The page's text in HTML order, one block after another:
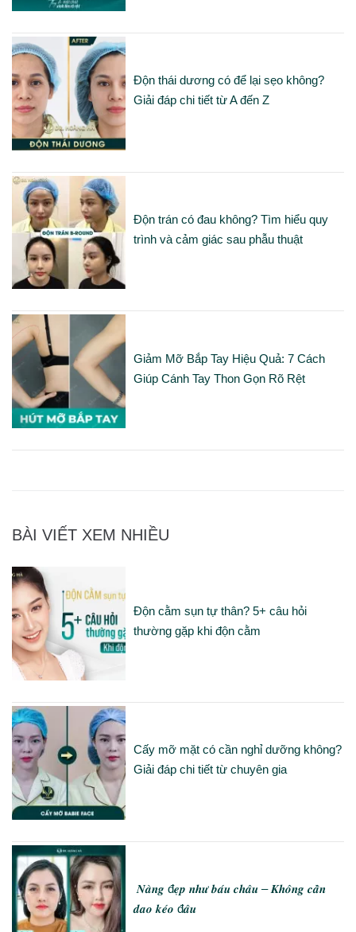
Độn thái dương có để lại sẹo không?
Giải đáp chi tiết từ A đến Z
Độn trán có đau không? Tìm hiểu quy
trình và cảm giác sau phẫu thuật
Giảm Mỡ Bắp Tay Hiệu Quả: 7 Cách
Giúp Cánh Tay Thon Gọn Rõ Rệt
BÀI VIẾT XEM NHIỀU
Độn cằm sụn tự thân? 5+ câu hỏi
thường gặp khi độn cằm
Cấy mỡ mặt có cần nghỉ dưỡng không?
Giải đáp chi tiết từ chuyên gia
𝑵𝒂̀𝒏𝒈 đ𝒆̣𝒑 𝒏𝒉𝒖̛ 𝒃𝒂́𝒖 𝒄𝒉𝒂̂𝒖 – 𝑲𝒉𝒐̂𝒏𝒈 𝒄𝒂̂̀𝒏
𝒅𝒂𝒐 𝒌𝒆́𝒐 đ𝒂̂𝒖